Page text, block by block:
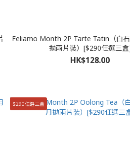
Feliamo Month 2P Tarte Tatin（白
拋兩片裝）[$290任選三
HK$128.00
$290任選三盒